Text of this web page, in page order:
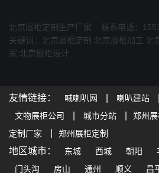
北京展柜定制生产厂家 联系电话：
关键词： 北京展柜定制 北京展柜加工 北
家 北京展柜设计
友情链接： 喊喇叭网 喇叭建站
文物展柜公司 城市分站 郑州
定制厂家
郑州展柜定制
地区城市： 东城 西城 朝阳
门头沟
房山 通州 顺义 昌